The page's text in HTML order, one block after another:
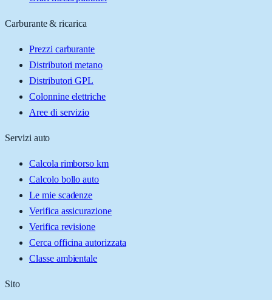
Carburante & ricarica
Prezzi carburante
Distributori metano
Distributori GPL
Colonnine elettriche
Aree di servizio
Servizi auto
Calcola rimborso km
Calcolo bollo auto
Le mie scadenze
Verifica assicurazione
Verifica revisione
Cerca officina autorizzata
Classe ambientale
Sito